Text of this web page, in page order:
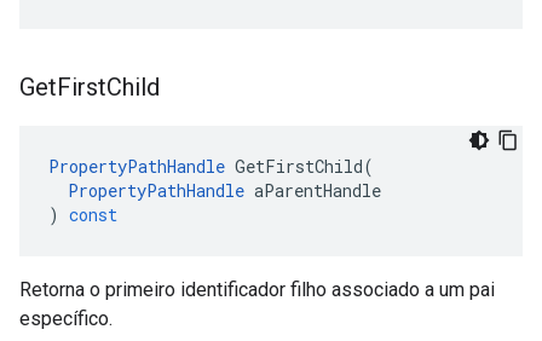
GetFirstChild
PropertyPathHandle GetFirstChild(
PropertyPathHandle aParentHandle
) const
Retorna o primeiro identificador filho associado a um pai
específico.